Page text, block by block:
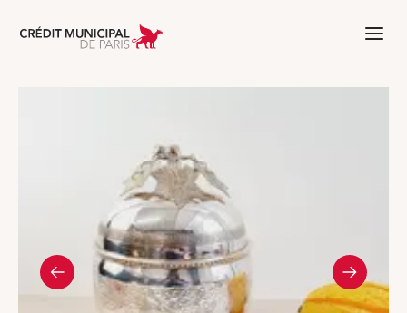
Aller à l'accueil de Crédit Municipal